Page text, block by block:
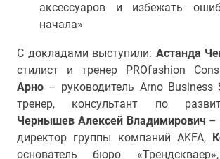
аксессуаров и избежать
начала»
С докладами выступили: Астанда
стилист и тренер PROfashion
Арно – руководитель Arno Business
тренер, консультант по
Чернышев Алексей Владимирович –
директор группы компаний AKFA,
основатель бюро